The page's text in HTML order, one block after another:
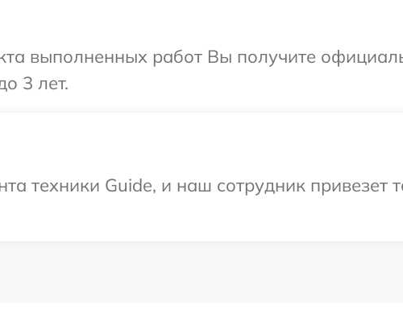
выполненных работ Вы получите
3 лет.
техники Guide, и наш сотрудник привезет